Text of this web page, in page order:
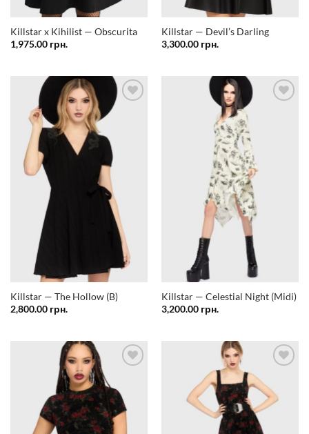
Killstar x Kihilist — Obscurita
1,975.00 грн.
Killstar — Devil’s Darling
3,300.00 грн.
бажань
Killstar — The Hollow (B)
2,800.00 грн.
Killstar — Celestial Night (Midi)
3,200.00 грн.
Додати
у
список
бажань
Додати